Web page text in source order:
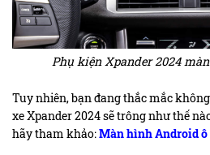
Phụ kiện Xpander 2024
Tuy nhiên, bạn đang thắc mắc
xe Xpander 2024 sẽ trông như thế
hãy tham khảo:Màn hình Android ô